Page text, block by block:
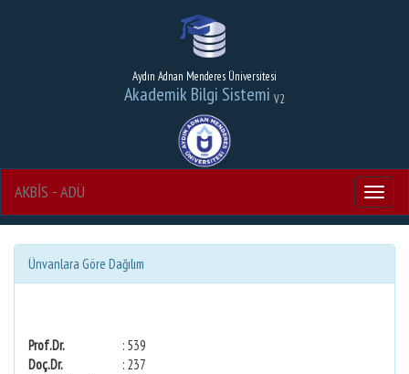
Aydın Adnan Menderes Üniversitesi
Akademik Bilgi Sistemi V2
Menu
AKBİS - ADÜ
Ünvanlara Göre Dağılım
Prof.Dr.
: 539
Doç.Dr.
: 237